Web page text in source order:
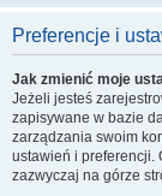
Preferencje i
Jak zmienić moje
Jeżeli jesteś
zapisywane w bazie
zarządzania swoim
ustawień i preferencji.
zazwyczaj na górze